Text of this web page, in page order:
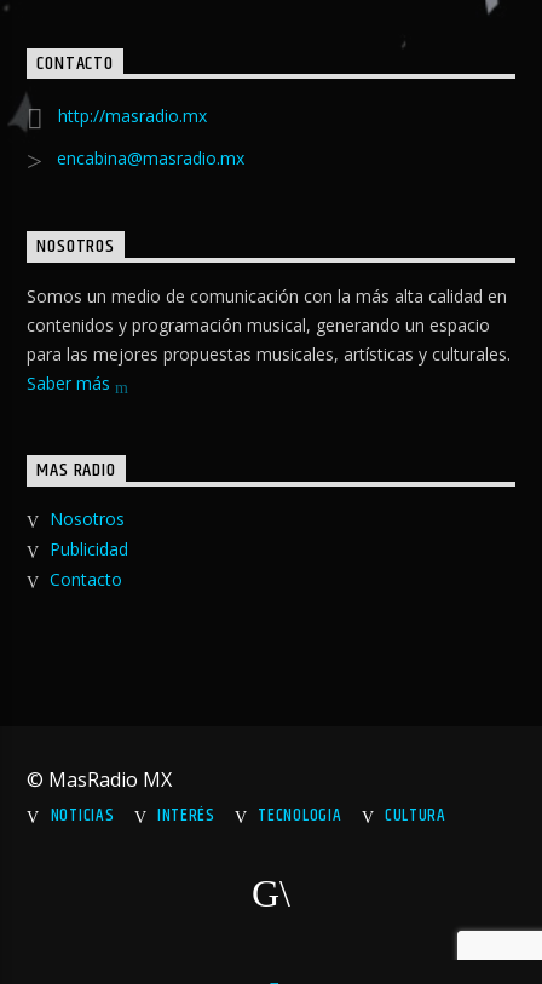
CONTACTO
http://masradio.mx
encabina@masradio.mx
NOSOTROS
Somos un medio de comunicación con la más alta calidad en
contenidos y programación musical, generando un espacio
para las mejores propuestas musicales, artísticas y culturales.
Saber más
MAS RADIO
Nosotros
Publicidad
Contacto
© MasRadio MX
NOTICIAS
INTERÉS TECNOLOGIA CULTURA